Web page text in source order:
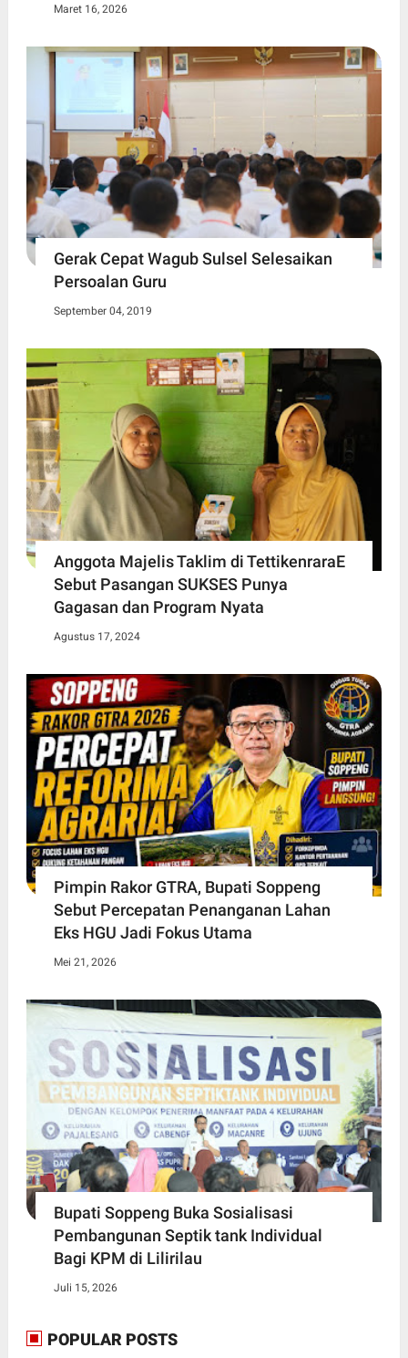
Maret 16, 2026
Gerak Cepat Wagub Sulsel Selesaikan
Persoalan Guru
September 04, 2019
Anggota Majelis Taklim di TettikenraraE
Sebut Pasangan SUKSES Punya
Gagasan dan Program Nyata
Agustus 17, 2024
Pimpin Rakor GTRA, Bupati Soppeng
Sebut Percepatan Penanganan Lahan
Eks HGU Jadi Fokus Utama
Mei 21, 2026
Bupati Soppeng Buka Sosialisasi
Pembangunan Septik tank Individual
Bagi KPM di Lilirilau
Juli 15, 2026
POPULAR POSTS